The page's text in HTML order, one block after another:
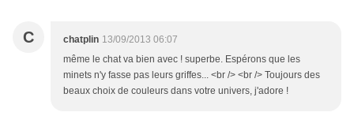
C chatplin 13/09/2013 06:07
même le chat va bien avec ! superbe. Espérons que les
minets n'y fasse pas leurs griffes... <br /> <br /> Toujours des
beaux choix de couleurs dans votre univers, j'adore !